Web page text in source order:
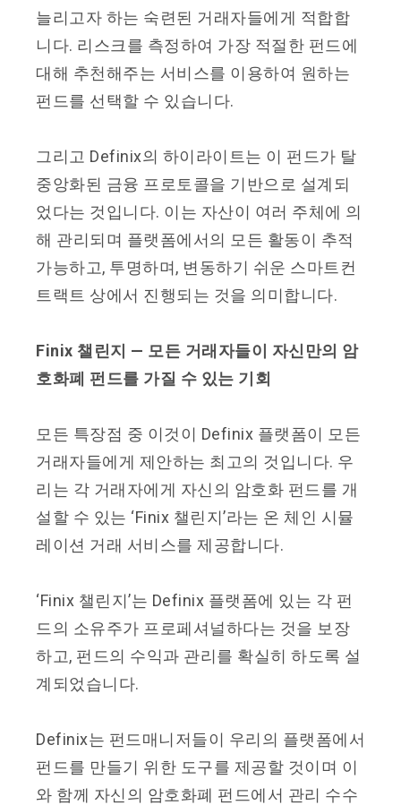
늘리고자 하는 숙련된 거래자들에게 적합합
니다. 리스크를 측정하여 가장 적절한 펀드에
대해 추천해주는 서비스를 이용하여 원하는
펀드를 선택할 수 있습니다.
그리고 Definix의 하이라이트는 이 펀드가 탈
중앙화된 금융 프로토콜을 기반으로 설계되
었다는 것입니다. 이는 자산이 여러 주체에 의
해 관리되며 플랫폼에서의 모든 활동이 추적
가능하고, 투명하며, 변동하기 쉬운 스마트컨
트랙트 상에서 진행되는 것을 의미합니다.
Finix 챌린지 — 모든 거래자들이 자신만의 암
호화폐 펀드를 가질 수 있는 기회
모든 특장점 중 이것이 Definix 플랫폼이 모든
거래자들에게 제안하는 최고의 것입니다. 우
리는 각 거래자에게 자신의 암호화 펀드를 개
설할 수 있는 ‘Finix 챌린지’라는 온 체인 시뮬
레이션 거래 서비스를 제공합니다.
‘Finix 챌린지’는 Definix 플랫폼에 있는 각 펀
드의 소유주가 프로페셔널하다는 것을 보장
하고, 펀드의 수익과 관리를 확실히 하도록 설
계되었습니다.
Definix는 펀드매니저들이 우리의 플랫폼에서
펀드를 만들기 위한 도구를 제공할 것이며 이
와 함께 자신의 암호화폐 펀드에서 관리 수수